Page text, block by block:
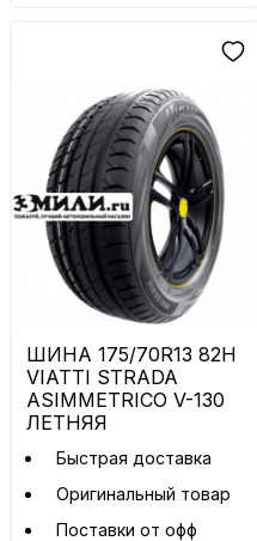
ШИНА 175/70R13 82H
VIATTI STRADA
ASIMMETRICO V-130
ЛЕТНЯЯ
Быстрая доставка
Оригинальный товар
Поставки от офф